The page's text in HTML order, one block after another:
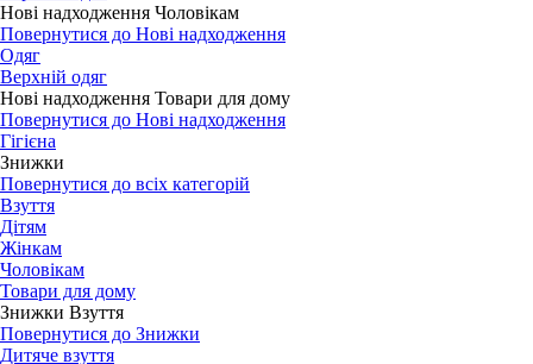
Нові надходження Чоловікам
Повернутися до Нові надходження
Одяг
Верхній одяг
Нові надходження Товари для дому
Повернутися до Нові надходження
Гігієна
Знижки
Повернутися до всіх категорій
Взуття
Дітям
Жінкам
Чоловікам
Товари для дому
Знижки Взуття
Повернутися до Знижки
Дитяче взуття